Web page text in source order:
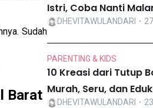
Sudah
Barat
Istri, Coba Nanti
DHEVITAWULANDARI ・
PARENTING & KIDS
10 Kreasi dari Tutup
Murah, Seru, dan
DHEVITAWULANDARI ・